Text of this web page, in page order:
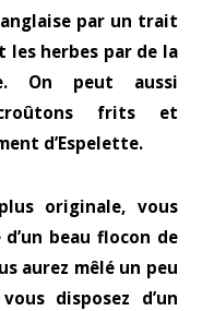
par un trait
les herbes par de la
On peut aussi
frits et
d’Espelette.
originale, vous
beau flocon de
aurez mêlé un peu
disposez d’un